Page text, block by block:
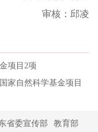
审核：邱凌
项目2项
家自然科学基金项目
省委宣传部
教育部